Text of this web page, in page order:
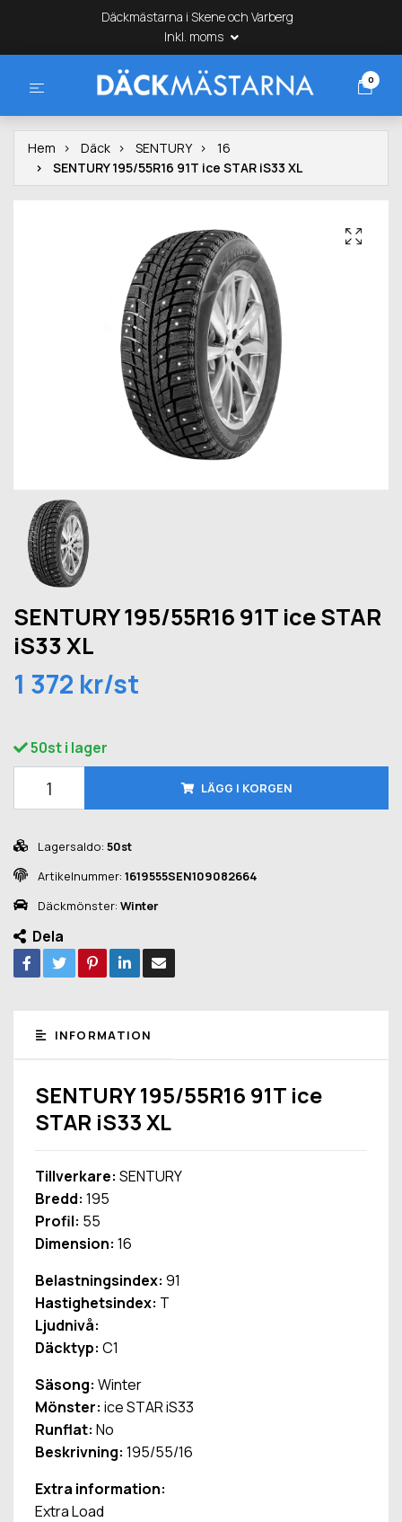
Däckmästarna i Skene och Varberg
Inkl. moms
0
Hem Däck SENTURY
16
SENTURY 195/55R16 91T ice STAR iS33 XL
SENTURY 195/55R16 91T ice STAR
iS33 XL
1 372 kr/st
50st i lager
LÄGG I KORGEN
Lagersaldo: 50st
Artikelnummer: 1619555SEN109082664
Däckmönster: Winter
Dela
INFORMATION
SENTURY 195/55R16 91T ice
STAR iS33 XL
Tillverkare: SENTURY
Bredd: 195
Profil: 55
Dimension: 16
Belastningsindex: 91
Hastighetsindex: T
Ljudnivå:
Däcktyp: C1
Säsong: Winter
Mönster: ice STAR iS33
Runflat: No
Beskrivning: 195/55/16
Extra information:
Extra Load